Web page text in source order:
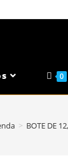
0
> BOTE DE